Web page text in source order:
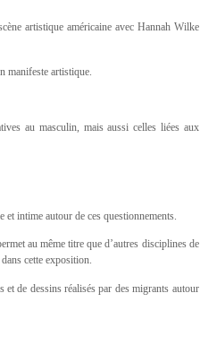
artistique américaine avec Hannah Wilke
manifeste artistique.
au masculin, mais aussi celles liées aux
intime autour de ces questionnements.
au même titre que d’autres disciplines de
cette exposition.
et de dessins réalisés par des migrants autour